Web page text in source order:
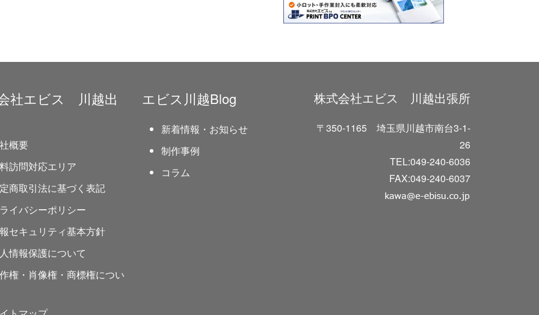
社エビス 川越出
概要
訪問対応エリア
商取引法に基づく表記
イバシーポリシー
セキュリティ基本方針
情報保護について
権・肖像権・商標権につい
エビス川越Blog
新着情報・お知らせ
制作事例
コラム
株式会社エビス 川越出張所
〒350-1165 埼玉県川越市南台3-1-
26
TEL:049-240-6036
FAX:049-240-6037